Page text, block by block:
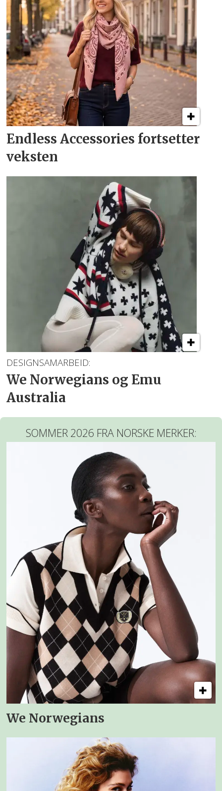
Endless Accessories fortsetter
veksten
DESIGNSAMARBEID:
We Norwegians og Emu
Australia
SOMMER 2026 FRA NORSKE MERKER:
We Norwegians